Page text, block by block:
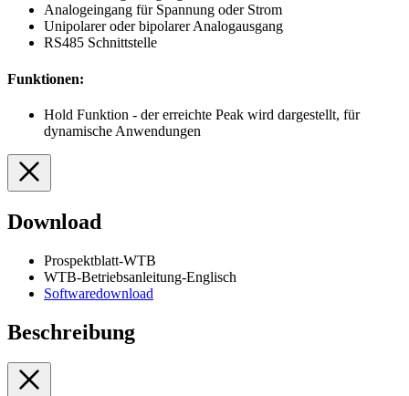
Analogeingang für Spannung oder Strom
Unipolarer oder bipolarer Analogausgang
RS485 Schnittstelle
Funktionen:
Hold Funktion - der erreichte Peak wird dargestellt, für
dynamische Anwendungen
Download
Prospektblatt-WTB
WTB-Betriebsanleitung-Englisch
Softwaredownload
Beschreibung